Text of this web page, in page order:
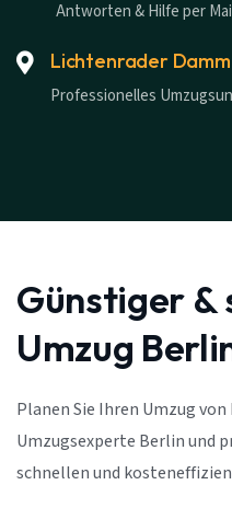
Antworten & Hilfe per
Lichtenrader Damm
Professionelles
Günstiger &
Umzug
Planen Sie Ihren Umzug
Umzugsexperte Berlin und
schnellen und